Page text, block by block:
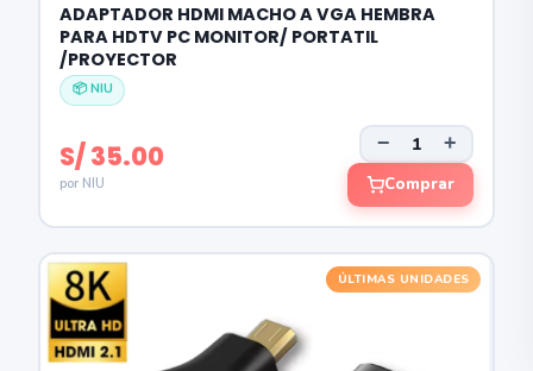
ADAPTADOR HDMI MACHO A VGA HEMBRA
PARA HDTV PC MONITOR/ PORTATIL
/PROYECTOR
📦 NIU
S/ 35.00
por NIU
− +
Comprar
ÚLTIMAS UNIDADES